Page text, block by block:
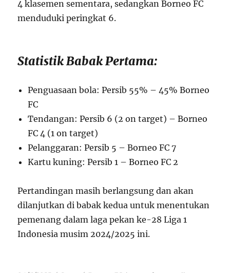
4 klasemen sementara, sedangkan Borneo FC
menduduki peringkat 6.
Statistik Babak Pertama:
Penguasaan bola: Persib 55% – 45% Borneo
FC
Tendangan: Persib 6 (2 on target) – Borneo
FC 4 (1 on target)
Pelanggaran: Persib 5 – Borneo FC 7
Kartu kuning: Persib 1 – Borneo FC 2
Pertandingan masih berlangsung dan akan
dilanjutkan di babak kedua untuk menentukan
pemenang dalam laga pekan ke-28 Liga 1
Indonesia musim 2024/2025 ini.